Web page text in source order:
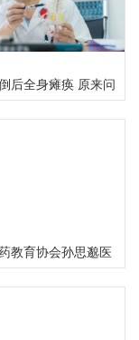
后全身瘫痪 原来问
椎上
教育协会孙思邈医
作委员会大型义诊